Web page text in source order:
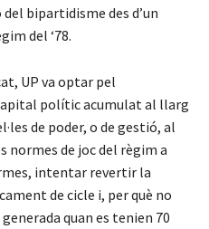
bipartidisme des d’un
del ‘78.
UP va optar pel
polític acumulat al llarg
de poder, o de gestió, al
normes de joc del règim a
intentar revertir la
de cicle i, per què no
quan es tenien 70